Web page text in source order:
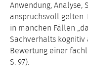
Anwendung, Analyse,
anspruchsvoll gelten.
in manchen Fällen
Sachverhalts
Bewertung einer
S. 97).